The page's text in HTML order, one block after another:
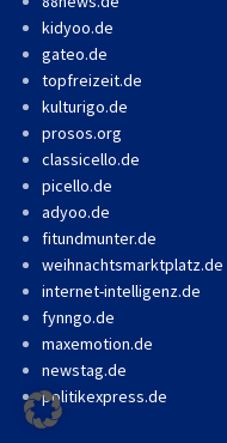
kidyoo.de
gateo.de
topfreizeit.de
kulturigo.de
prosos.org
classicello.de
picello.de
adyoo.de
fitundmunter.de
weihnachtsmarktplatz.de
internet-intelligenz.de
fynngo.de
maxemotion.de
newstag.de
politikexpress.de